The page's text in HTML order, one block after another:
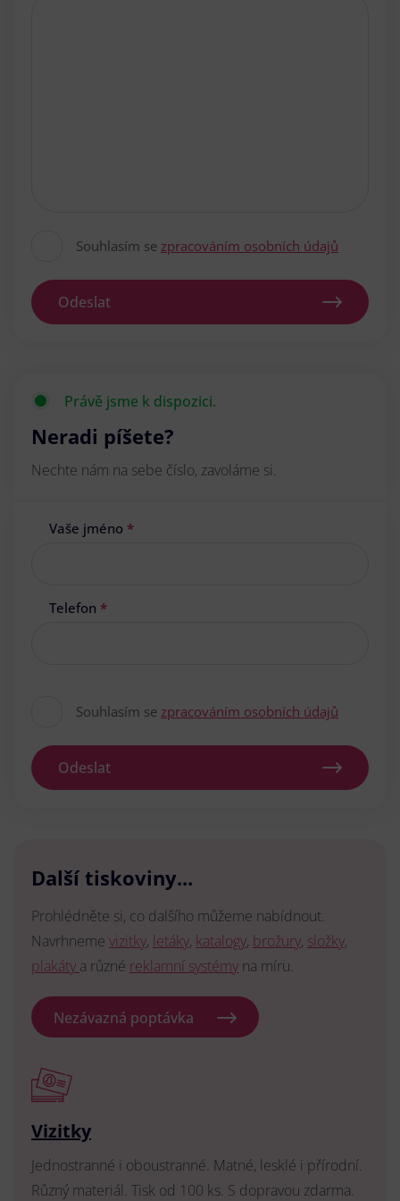
Souhlasím se zpracováním osobních údajů
Odeslat
Právě jsme k dispozici.
Neradi píšete?
Nechte nám na sebe číslo, zavoláme si.
Vaše jméno *
Telefon *
Souhlasím se zpracováním osobních údajů
Odeslat
Další tiskoviny...
Prohlédněte si, co dalšího můžeme nabídnout.
Navrhneme vizitky, letáky, katalogy, brožury, složky,
plakáty a různé reklamní systémy na míru.
Nezávazná poptávka
Vizitky
Jednostranné i oboustranné. Matné, lesklé i přírodní.
Různý materiál. Tisk od 100 ks. S dopravou zdarma.